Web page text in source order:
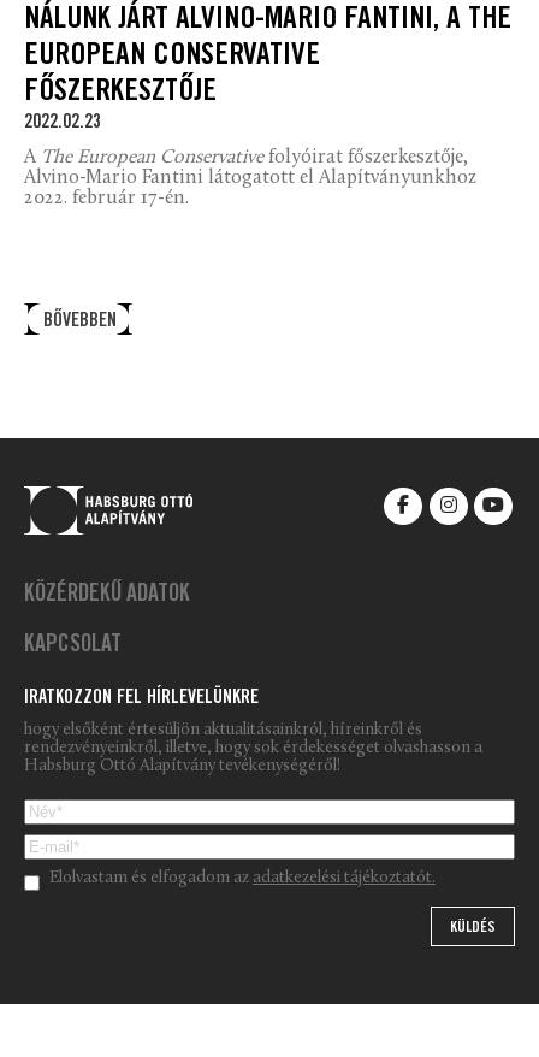
NÁLUNK JÁRT ALVINO-MARIO FANTINI, A THE
EUROPEAN CONSERVATIVE
FŐSZERKESZTŐJE
2022.02.23
A The European Conservativefolyóirat főszerkesztője,
Alvino-Mario Fantini látogatott el Alapítványunkhoz
2022. február 17-én.
BŐVEBBEN
KÖZÉRDEKŰ ADATOK
KAPCSOLAT
IRATKOZZON FEL HÍRLEVELÜNKRE
hogy elsőként értesüljön aktualitásainkról, híreinkről és
rendezvényeinkről, illetve, hogy sok érdekességet olvashasson a
Habsburg Ottó Alapítvány tevékenységéről!
Please leave this field empty.
Elolvastam és elfogadom az adatkezelési tájékoztatót.